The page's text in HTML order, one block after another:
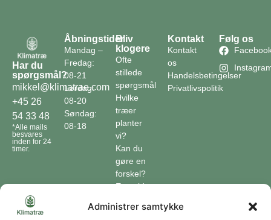
Administrer samtykke
Har du
spørgsmål?
mikkel@klimatrae.com
+45 26
54 33 48
*Alle mails
besvares
inden for 24
timer.
Åbningstider
Mandag –
Fredag:
08-21
Lørdag:
08-20
Søndag:
08-18
Bliv
klogere
Ofte
stillede
spørgsmål
Hvilke
træer
planter
vi?
Kan du
gøre en
forskel?
En guide
Klimaordbogen
Kontakt
Kontakt
os
Handelsbetingelser
Privatlivspolitik
Følg os